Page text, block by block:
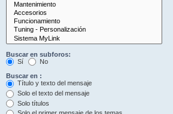
Buscar en subforos:
Sí
No
Buscar en :
Título y texto del mensaje
Solo el texto del mensaje
Solo títulos